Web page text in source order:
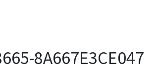
8A667E3CE047